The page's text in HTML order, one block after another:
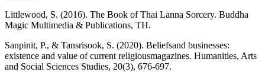
Littlewood, S. (2016). The Book of Thai Lanna Sorcery. Buddha
Magic Multimedia & Publications, TH.
Sanpinit, P., & Tansrisook, S. (2020). Beliefsand businesses:
existence and value of current religiousmagazines. Humanities, Arts
and Social Sciences Studies, 20(3), 676-697.